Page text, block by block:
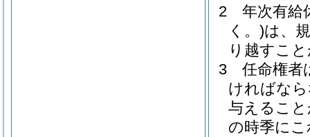
2
年次有給
く。)は、
り越すこ
3
任命権者
ければな
与えるこ
の時季に